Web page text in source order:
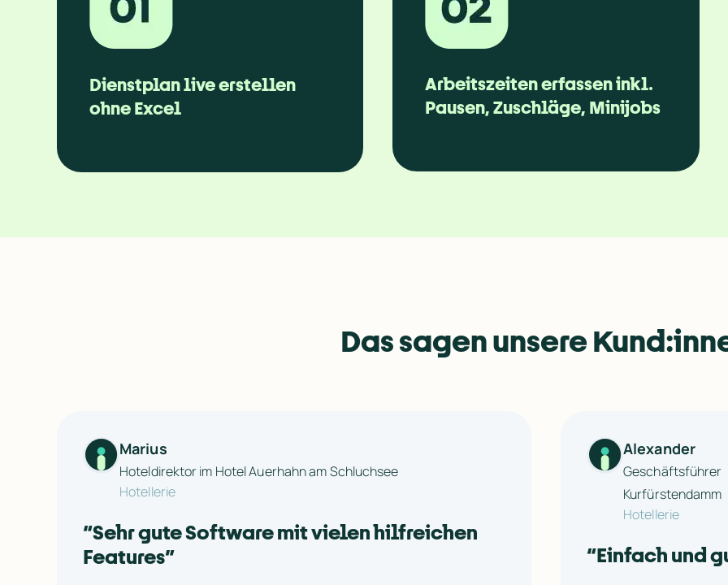
Dienstplan live erstellen
ohne Excel
Arbeitszeiten erfassen inkl.
Pausen, Zuschläge, Minijobs
Das sagen unsere
Marius
Hoteldirektor im Hotel Auerhahn am Schluchsee
Hotellerie
“Sehr gute Software mit vielen hilfreichen
Features”
Alexander
Geschäftsführer	Best Western Plus Plaza Berlin
Kurfürstendamm
Hotellerie
“Einfach und